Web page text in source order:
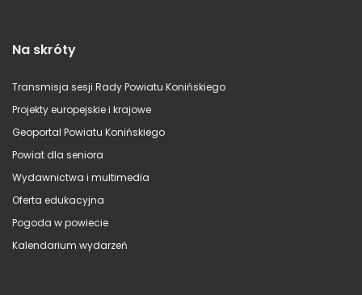
Na skróty
Transmisja sesji Rady Powiatu Konińskiego
Projekty europejskie i krajowe
Geoportal Powiatu Konińskiego
Powiat dla seniora
Wydawnictwa i multimedia
Oferta edukacyjna
Pogoda w powiecie
Kalendarium wydarzeń